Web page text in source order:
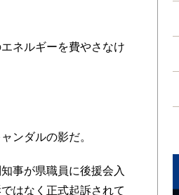
ネルギーを費やさなけ
ンダルの影だ。
事が県職員に後援会入
はなく正式起訴されて